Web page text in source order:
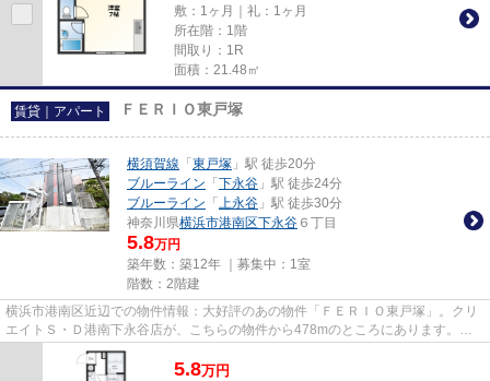
敷：1ヶ月｜礼：1ヶ月
所在階：1階
間取り：1R
面積：21.48㎡
賃貸｜アパート ＦＥＲＩＯ東戸塚
横須賀線 「 東戸塚 」駅 徒歩20分
ブルーライン 「 下永谷 」駅 徒歩24分
ブルーライン 「 上永谷 」駅 徒歩30分
神奈川県横浜市港南区下永谷 ６丁目
5.8万円
築年数：築12年 ｜募集中： 1室
階数：2階建
横浜市港南区近辺での物件情報：大好評のあの物件「ＦＥＲＩＯ東戸塚」。クリ
エイトＳ・Ｄ港南下永谷店が、こちらの物件から478mのところにあります。使
い勝手の良いアパートでイチオ...
5.8万円